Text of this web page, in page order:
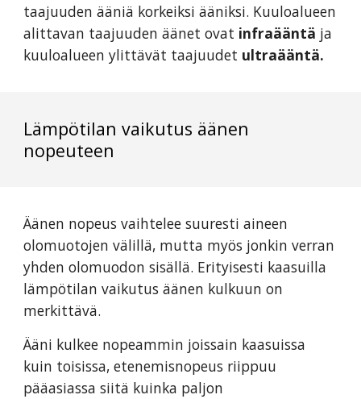
taajuuden ääniä korkeiksi ääniksi. Kuuloalueen
alittavan taajuuden äänet ovat infraääntä ja
kuuloalueen ylittävät taajuudet ultraääntä.
Lämpötilan vaikutus äänen
nopeuteen
Äänen nopeus vaihtelee suuresti aineen
olomuotojen välillä, mutta myös jonkin verran
yhden olomuodon sisällä. Erityisesti kaasuilla
lämpötilan vaikutus äänen kulkuun on
merkittävä.
Ääni kulkee nopeammin joissain kaasuissa
kuin toisissa, etenemisnopeus riippuu
pääasiassa siitä kuinka paljon